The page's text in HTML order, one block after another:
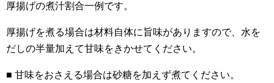
厚揚げの煮汁割合一例です。
厚揚げを煮る場合は材料自体に旨味がありますので、水を
だしの半量加えて甘味をきかせてください。
■ 甘味をおさえる場合は砂糖を加えず煮てください。